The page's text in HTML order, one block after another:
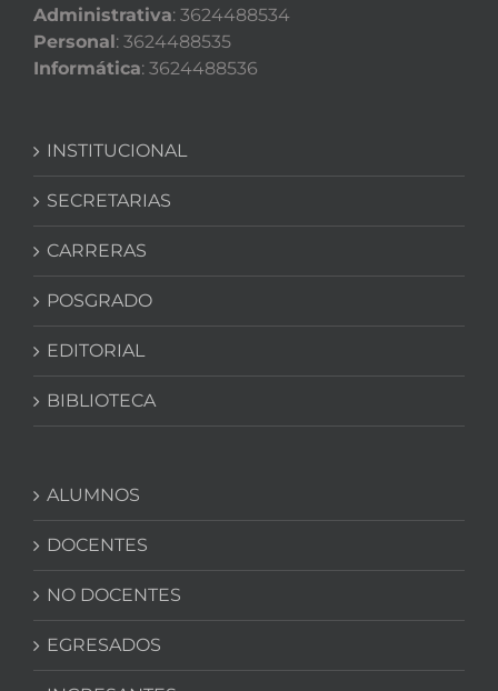
Administrativa: 3624488534
Personal: 3624488535
Informática: 3624488536
INSTITUCIONAL
SECRETARIAS
CARRERAS
POSGRADO
EDITORIAL
BIBLIOTECA
ALUMNOS
DOCENTES
NO DOCENTES
EGRESADOS